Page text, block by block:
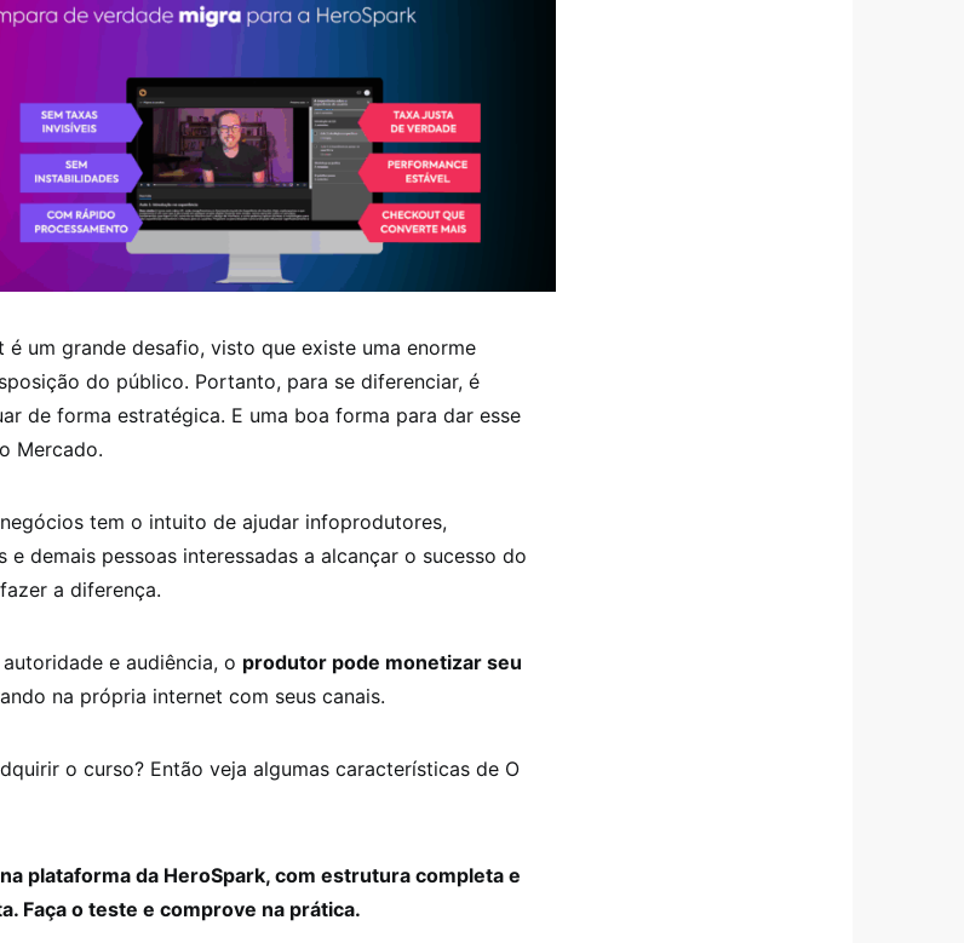
é um grande desafio, visto que existe uma enorme
do público. Portanto, para se diferenciar, é
de forma estratégica. E uma boa forma para dar esse
Mercado.
tem o intuito de ajudar infoprodutores,
e demais pessoas interessadas a alcançar o sucesso do
a diferença.
e audiência, o produtor pode monetizar seu
na própria internet com seus canais.
o curso? Então veja algumas características de O
plataforma da HeroSpark, com estrutura completa e
Faça o teste e comprove na prática.